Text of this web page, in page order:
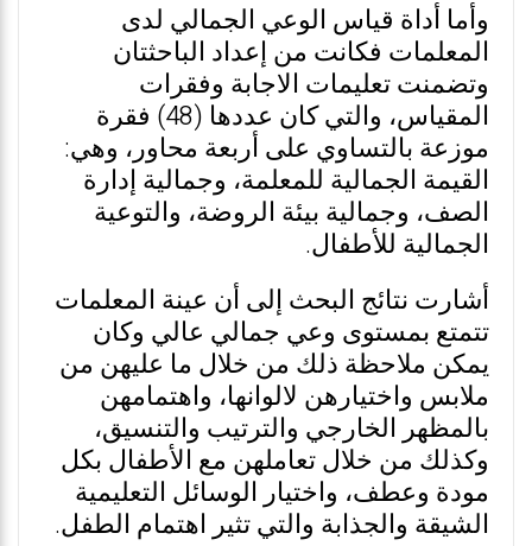
وأما أداة قياس الوعي الجمالي لدى
المعلمات فكانت من إعداد الباحثتان
وتضمنت تعليمات الاجابة وفقرات
المقياس، والتي كان عددها (48) فقرة
موزعة بالتساوي على أربعة محاور، وهي:
القيمة الجمالية للمعلمة، وجمالية إدارة
الصف، وجمالية بيئة الروضة، والتوعية
الجمالية للأطفال.
أشارت نتائج البحث إلى أن عينة المعلمات
تتمتع بمستوى وعي جمالي عالي وكان
يمكن ملاحظة ذلك من خلال ما عليهن من
ملابس واختيارهن لالوانها، واهتمامهن
بالمظهر الخارجي والترتيب والتنسيق،
وكذلك من خلال تعاملهن مع الأطفال بكل
مودة وعطف، واختيار الوسائل التعليمية
الشيقة والجذابة والتي تثير اهتمام الطفل.